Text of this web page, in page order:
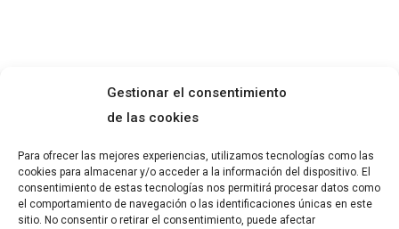
Gestionar el consentimiento
de las cookies
Para ofrecer las mejores experiencias, utilizamos tecnologías como las
cookies para almacenar y/o acceder a la información del dispositivo. El
consentimiento de estas tecnologías nos permitirá procesar datos como
el comportamiento de navegación o las identificaciones únicas en este
sitio. No consentir o retirar el consentimiento, puede afectar